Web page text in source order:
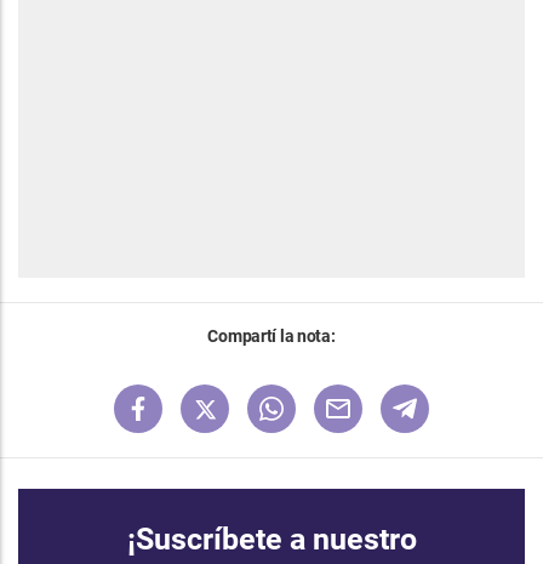
Compartí la nota:
¡Suscríbete a nuestro